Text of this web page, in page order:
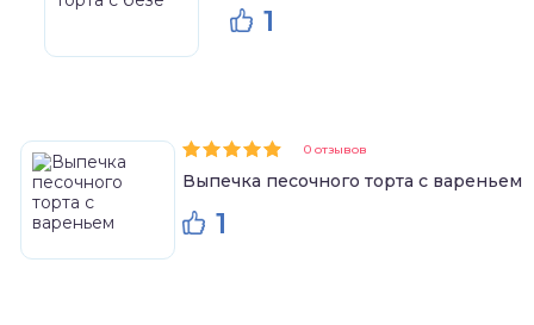
1
0 отзывов
Выпечка песочного торта с вареньем
1